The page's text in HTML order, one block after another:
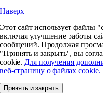
Наверх
Этот сайт использует файлы
включая улучшение работы
сообщений. Продолжая
"Принять и закрыть", вы
cookie. Для получения
веб-страницу о файлах cookie.
Принять и закрыть